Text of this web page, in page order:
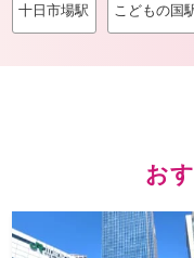
十日市場駅 こどもの国
お